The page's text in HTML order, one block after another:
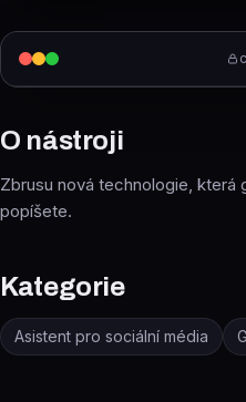
O nástroji
Zbrusu nová technologie, která
popíšete.
Kategorie
Asistent pro sociální média